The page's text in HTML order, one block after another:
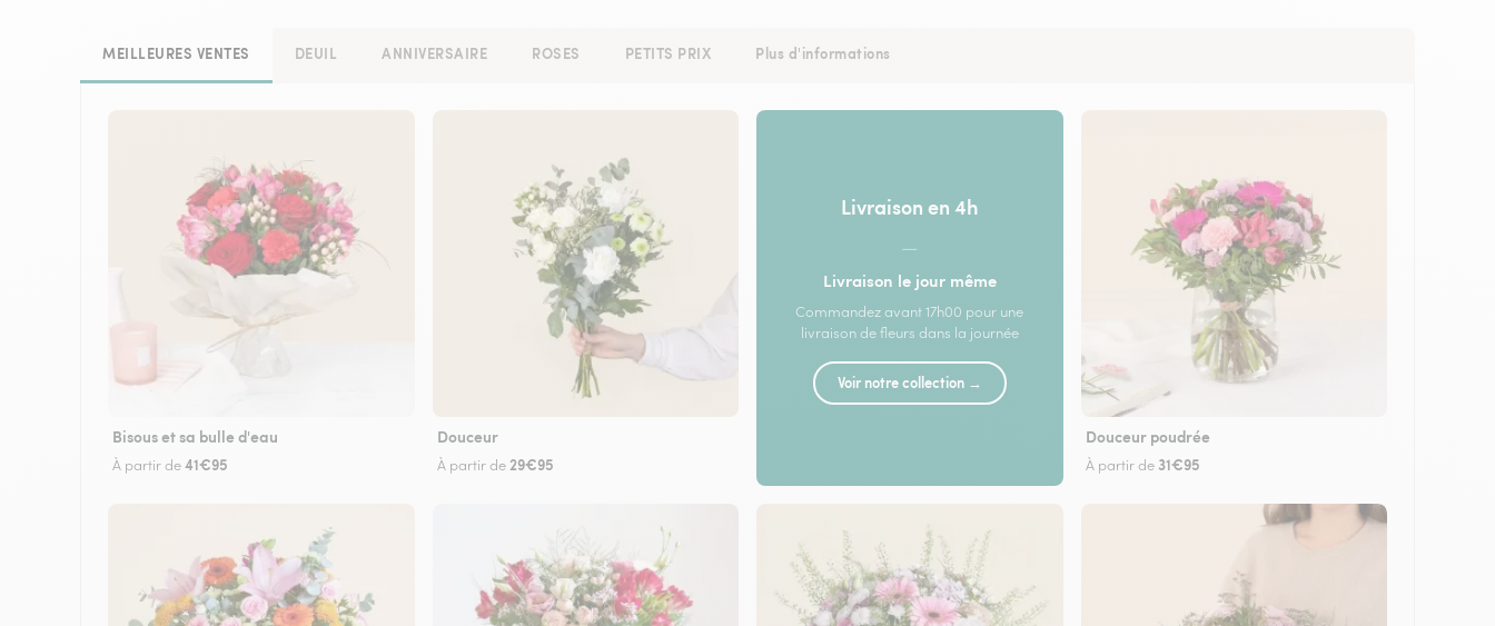
MEILLEURES VENTES DEUIL ANNIVERSAIRE ROSES PETITS PRIX Plus d'informations
Bisous et sa bulle d'eau
À partir de41€95
Douceur
À partir de 29€95
Livraison en 4h
—
Livraison le jour même
Commandez avant 17h00 pour une
livraison de fleurs dans la journée
Voir notre collection →
Douceur poudrée
À partir de 31€95